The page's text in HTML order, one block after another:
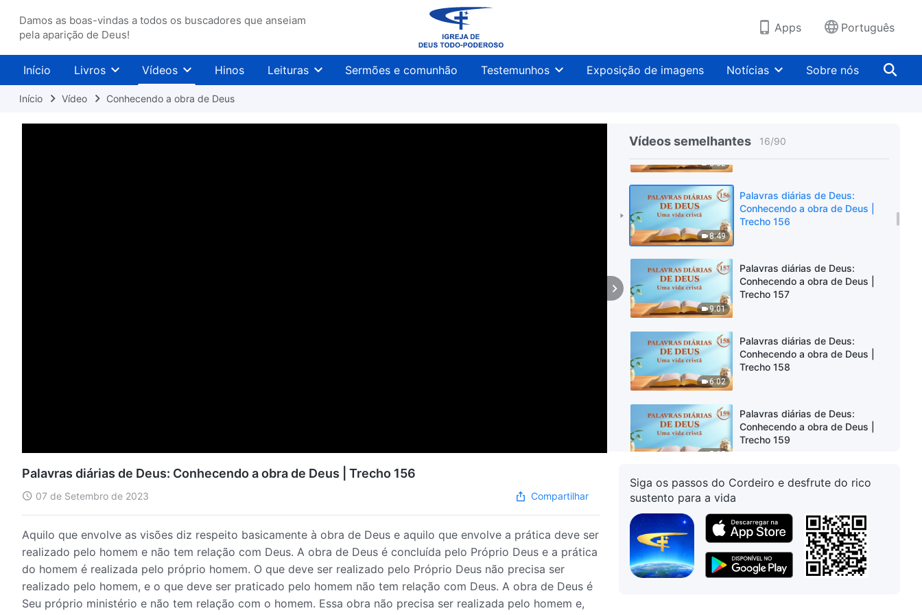
Damos as boas-vindas a todos os buscadores que anseiam
pela aparição de Deus!
Apps Português
Início Livros Vídeos Hinos Leituras Sermões e comunhão Testemunhos Exposição de imagens Notícias Sobre nós
Início Vídeo Conhecendo a obra de Deus
Vídeos semelhantes 16/90
Conhecendo a obra de Deus |
Trecho 154
8:52
Conhecendo a obra de Deus |
Trecho 155
8:49
Palavras diárias de Deus:
Conhecendo a obra de Deus |
Trecho 156
9:01
Palavras diárias de Deus:
Conhecendo a obra de Deus |
Trecho 157
6:02
Palavras diárias de Deus:
Conhecendo a obra de Deus |
Trecho 158
5:05
Palavras diárias de Deus:
Conhecendo a obra de Deus |
Trecho 159
8:01
Palavras diárias de Deus:
Trecho 160
Palavras diárias de Deus:
Conhecendo a obra de Deus |
Palavras diárias de Deus: Conhecendo a obra de Deus | Trecho 156
07 de Setembro de 2023 Compartilhar
Aquilo que envolve as visões diz respeito basicamente à obra de Deus e aquilo que envolve a prática deve ser
realizado pelo homem e não tem relação com Deus. A obra de Deus é concluída pelo Próprio Deus e a prática
do homem é realizada pelo próprio homem. O que deve ser realizado pelo Próprio Deus não precisa ser
realizado pelo homem, e o que deve ser praticado pelo homem não tem relação com Deus. A obra de Deus é
Seu próprio ministério e não tem relação com o homem. Essa obra não precisa ser realizada pelo homem e,
Siga os passos do Cordeiro e desfrute do rico
sustento para a vida